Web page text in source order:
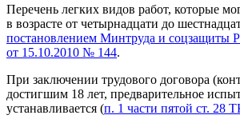
Перечень легких видов работ, которые
в возрасте от четырнадцати до
постановлением Минтруда и соцзащиты
от 15.10.2010 № 144.
При заключении трудового договора
достигшим 18 лет, предварительное
устанавливается (п. 1 части пятой ст. 28